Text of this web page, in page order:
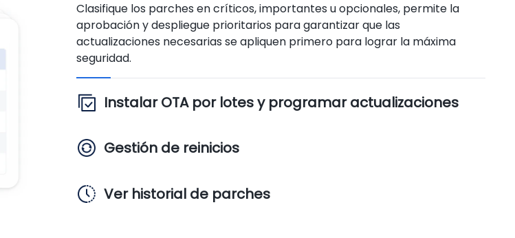
Clasifique los parches en críticos, importantes u opcionales, permite la
aprobación y despliegue prioritarios para garantizar que las
actualizaciones necesarias se apliquen primero para lograr la máxima
seguridad.
Instalar OTA por lotes y programar actualizaciones
Gestión de reinicios
Ver historial de parches